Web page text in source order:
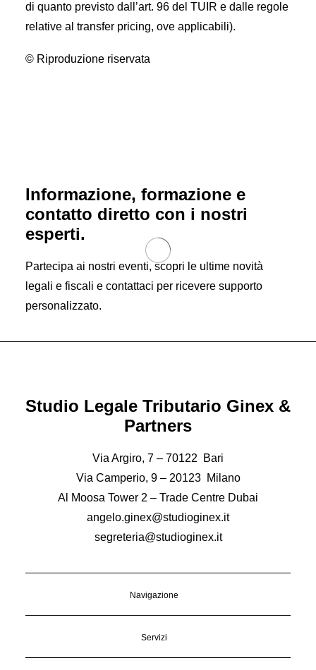
di quanto previsto dall’art. 96 del TUIR e dalle regole
relative al transfer pricing, ove applicabili).
© Riproduzione riservata
Informazione, formazione e
contatto diretto con i nostri
esperti.
Partecipa ai nostri eventi, scopri le ultime novità
legali e fiscali e contattaci per ricevere supporto
personalizzato.
Studio Legale Tributario Ginex &
Partners
Via Argiro, 7 – 70122 Bari
Via Camperio, 9 – 20123 Milano
Al Moosa Tower 2 – Trade Centre Dubai
angelo.ginex@studioginex.it
segreteria@studioginex.it
Navigazione
Servizi